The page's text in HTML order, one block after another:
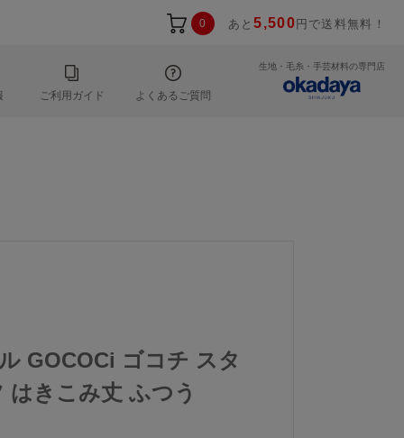
0 あと5,500 円で送料無料！
ご利用ガイド よくあるご質問
生地・毛糸・手芸材料の専門店
GOCOCi ゴコチ スタ
はきこみ丈 ふつう